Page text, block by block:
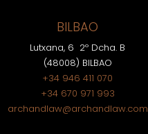
BILBAO
Lutxana, 6 2º Dcha. B
(48008) BILBAO
+34 946 411 070
+34 670 971 993
archandlaw@archandlaw.com